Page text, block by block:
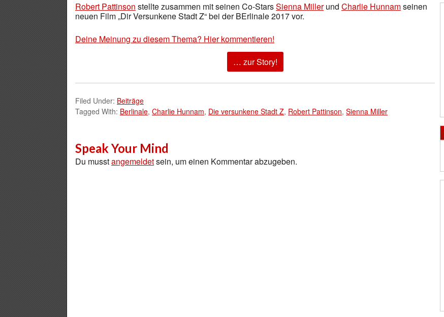
Robert Pattinson stellte zusammen mit seinen Co-StarsSienna Millerund Charlie Hunnamseinen
neuen Film „Dir Versunkene Stadt Z“ bei der BErlinale 2017 vor.
Deine Meinung zu diesem Thema? Hier kommentieren!
… zur Story!
Filed Under: Beiträge
Tagged With: Berlinale, Charlie Hunnam, Die versunkene Stadt Z, Robert Pattinson, Sienna Miller
Speak Your Mind
Du musstangemeldetsein, um einen Kommentar abzugeben.